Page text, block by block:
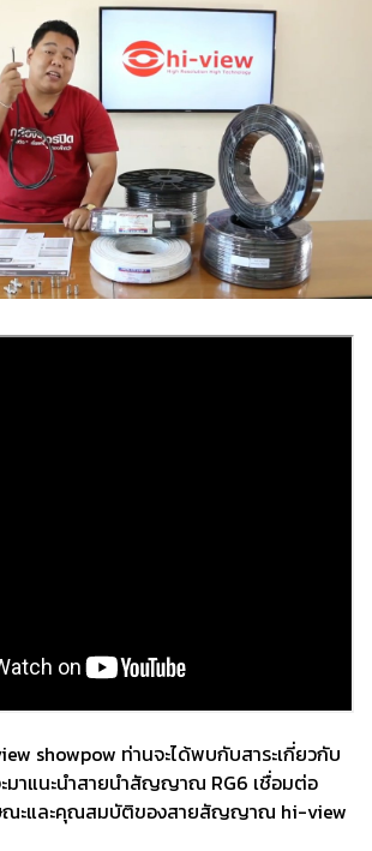
showpow ท่านจะได้พบกับสาระเกี่ยวกับ
าแนะนำสายนำสัญญาณ RG6 เชื่อมต่อ
ณะและคุณสมบัติของสายสัญญาณ hi-view